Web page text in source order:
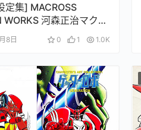
定集] MACROSS
WORKS 河森正治マクロ
ンワークス
8日 0 1 1.0K